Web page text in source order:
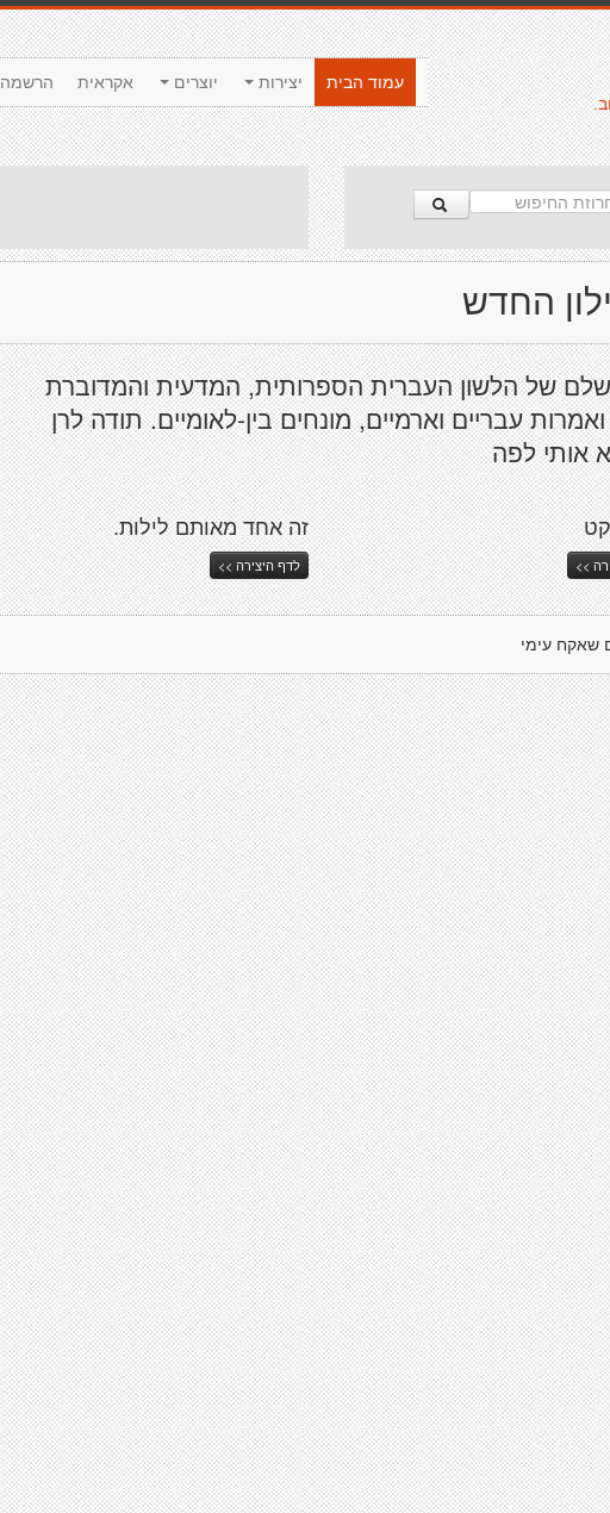
הרשמה אקראית יוצרים יצירות
עמוד הבית
החדש
של הלשון העברית הספרותית, המדעית והמדוברת
ואמרות עבריים וארמיים, מונחים בין-לאומיים. תודה לרן
אותי לפה
זה אחד מאותם לילות.
לדף היצירה >> >>
שאקח עימי